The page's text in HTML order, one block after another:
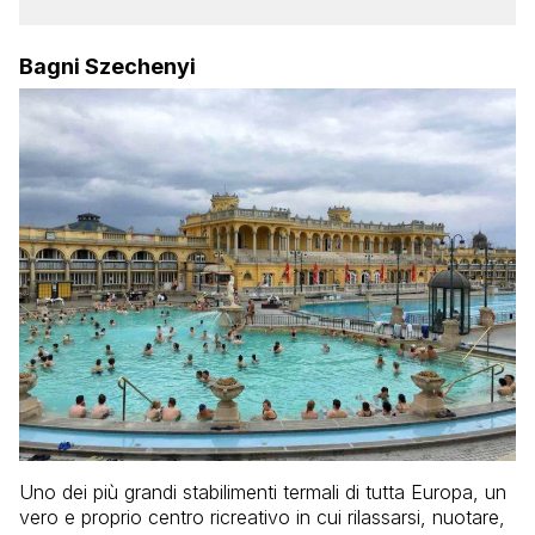
Bagni Szechenyi
Uno dei più grandi stabilimenti termali di tutta Europa, un
vero e proprio centro ricreativo in cui rilassarsi, nuotare,